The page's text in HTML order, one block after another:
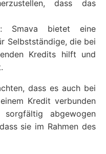
dass das
Smava bietet eine
Selbstständige, die bei
Kredits hilft und
dass es auch bei
Kredit verbunden
abgewogen
sie im Rahmen des